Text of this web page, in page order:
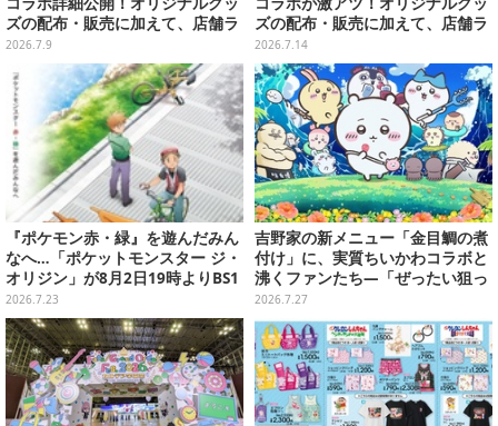
ズの配布・販売に加えて、店舗ラ
ッピングや”花火打ち上げ”まで盛
2026.7.9
ズの配布・販売に加えて、店舗ラ
ッピングや”花火打ち上げ”まで盛
り沢山
2026.7.14
『ポケモン赤・緑』を遊んだみん
なへ…「ポケットモンスター ジ・
オリジン」が8月2日19時よりBS1
2・日曜アニメ劇場で放送決定！
2026.7.23
吉野家の新メニュー「金目鯛の煮
付け」に、実質ちいかわコラボと
沸くファンたち―「ぜったい狙っ
ただろ！」「映画公開のタイミン
グで妙だな？」
2026.7.27